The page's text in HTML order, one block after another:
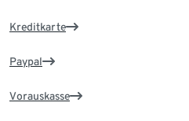
Kreditkarte
Paypal
Vorauskasse